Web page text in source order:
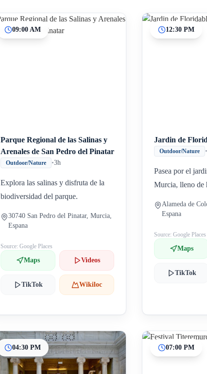
09:00 AM
Parque Regional de las Salinas y
Arenales de San Pedro del Pinatar
Outdoor/Nature •3h
Explora las salinas y disfruta de la
biodiversidad del parque.
30740 San Pedro del Pinatar, Murcia,
Espana
Source: Google Places
Maps Videos
TikTok Wikiloc
12:30 PM
Jardin de
Outdoor/Nature •
Pasea por el
Murcia, lleno de
Alameda de
Espana
Source: Google Places
Maps
TikTok
04:30 PM 07:00 PM